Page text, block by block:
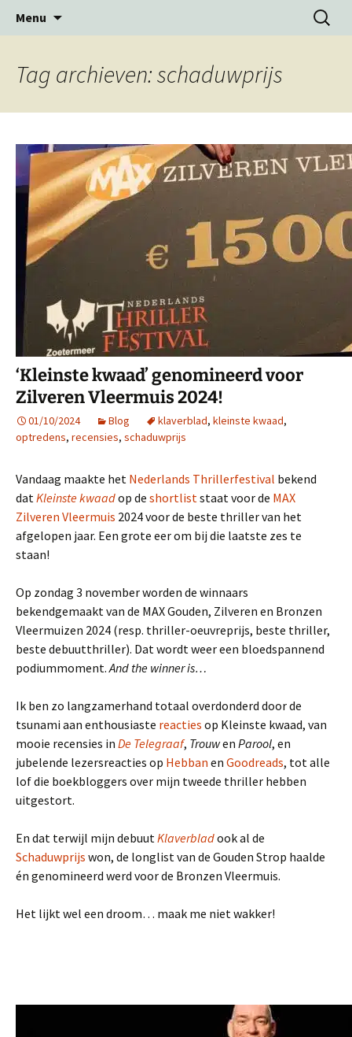
Menu
inhoud
Zoeken
naar:
Tag archieven: schaduwprijs
‘Kleinste kwaad’ genomineerd voor
Zilveren Vleermuis 2024!
01/10/2024 Blog klaverblad, kleinste kwaad,
optredens, recensies, schaduwprijs
Vandaag maakte het Nederlands Thrillerfestival bekend
datKleinste kwaadop de shortliststaat voor de MAX
Zilveren Vleermuis 2024 voor de beste thriller van het
afgelopen jaar. Een grote eer om bij die laatste zes te
staan!
Op zondag 3 november worden de winnaars
bekendgemaakt van de MAX Gouden, Zilveren en Bronzen
Vleermuizen 2024 (resp. thriller-oeuvreprijs, beste thriller,
beste debuutthriller). Dat wordt weer een bloedspannend
podiummoment.And the winner is…
Ik ben zo langzamerhand totaal overdonderd door de
tsunami aan enthousiaste reacties op Kleinste kwaad, van
mooie recensies in De Telegraaf, Trouwen Parool, en
jubelende lezersreacties op Hebban en Goodreads, tot alle
lof die boekbloggers over mijn tweede thriller hebben
uitgestort.
En dat terwijl mijn debuutKlaverbladook al de
Schaduwprijs won, de longlist van de Gouden Strop haalde
én genomineerd werd voor de Bronzen Vleermuis.
Het lijkt wel een droom… maak me niet wakker!